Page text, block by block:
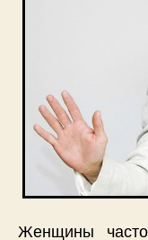
Женщины